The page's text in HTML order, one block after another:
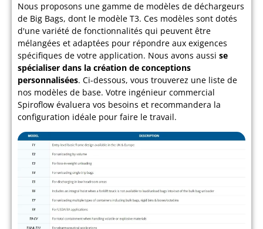
Nous proposons une gamme de modèles de déchargeurs
de Big Bags, dont le modèle T3. Ces modèles sont dotés
d'une variété de fonctionnalités qui peuvent être
mélangées et adaptées pour répondre aux exigences
spécifiques de votre application. Nous avons aussi se
spécialiser dans la création de conceptions
personnalisées. Ci-dessous, vous trouverez une liste de
nos modèles de base. Votre ingénieur commercial
Spiroflow évaluera vos besoins et recommandera la
configuration idéale pour faire le travail.